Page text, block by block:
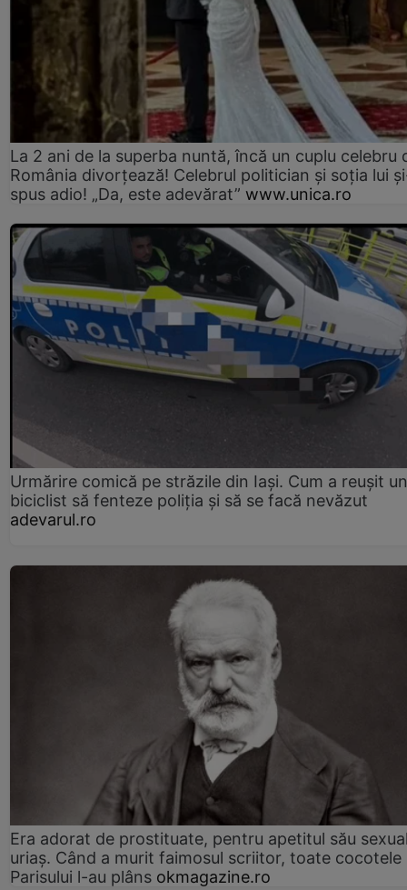
La 2 ani de la superba nuntă, încă un cuplu celebru
România divorțează! Celebrul politician și soția lui
spus adio! „Da, este adevărat” www.unica.ro
Urmărire comică pe străzile din Iași. Cum a reușit un
biciclist să fenteze poliția și să se facă nevăzut
adevarul.ro
Era adorat de prostituate, pentru apetitul său
uriaș. Când a murit faimosul scriitor, toate cocotele
Parisului l-au plâns okmagazine.ro